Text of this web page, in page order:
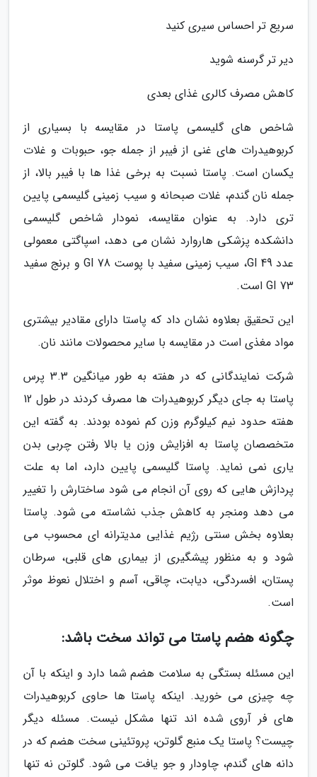
سریع تر احساس سیری کنید
دیر تر گرسنه شوید
کاهش مصرف کالری غذای بعدی
شاخص های گلیسمی پاستا در مقایسه با بسیاری از
کربوهیدرات های غنی از فیبر از جمله جو، حبوبات و غلات
یکسان است. پاستا نسبت به برخی غذا ها با فیبر بالا، از
جمله نان گندم، غلات صبحانه و سیب زمینی گلیسمی پایین
تری دارد. به عنوان مقایسه، نمودار شاخص گلیسمی
دانشکده پزشکی هاروارد نشان می دهد، اسپاگتی معمولی
عدد 49 GI، سیب زمینی سفید با پوست 78 GI و برنج سفید
73 GI است.
این تحقیق بعلاوه نشان داد که پاستا دارای مقادیر بیشتری
مواد مغذی است در مقایسه با سایر محصولات مانند نان.
شرکت نمایندگانی که در هفته به طور میانگین 3.3 پرس
پاستا به جای دیگر کربوهیدرات ها مصرف کردند در طول 12
هفته حدود نیم کیلوگرم وزن کم نموده بودند. به گفته این
متخصصان پاستا به افزایش وزن یا بالا رفتن چربی بدن
یاری نمی نماید. پاستا گلیسمی پایین دارد، اما به علت
پردازش هایی که روی آن انجام می شود ساختارش را تغییر
می دهد ومنجر به کاهش جذب نشاسته می شود. پاستا
بعلاوه بخش سنتی رژیم غذایی مدیترانه ای محسوب می
شود و به منظور پیشگیری از بیماری های قلبی، سرطان
پستان، افسردگی، دیابت، چاقی، آسم و اختلال نعوظ موثر
است.
چگونه هضم پاستا می تواند سخت باشد:
این مسئله بستگی به سلامت هضم شما دارد و اینکه با آن
چه چیزی می خورید. اینکه پاستا ها حاوی کربوهیدرات
های فر آروی شده اند تنها مشکل نیست. مسئله دیگر
چیست؟ پاستا یک منبع گلوتن، پروتئینی سخت هضم که در
دانه های گندم، چاودار و جو یافت می شود. گلوتن نه تنها